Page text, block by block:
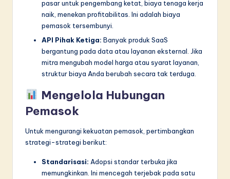
pasar untuk pengembang ketat, biaya tenaga kerja
naik, menekan profitabilitas. Ini adalah biaya
pemasok tersembunyi.
API Pihak Ketiga: Banyak produk SaaS
bergantung pada data atau layanan eksternal. Jika
mitra mengubah model harga atau syarat layanan,
struktur biaya Anda berubah secara tak terduga.
Mengelola Hubungan
Pemasok
Untuk mengurangi kekuatan pemasok, pertimbangkan
strategi-strategi berikut:
Standarisasi: Adopsi standar terbuka jika
memungkinkan. Ini mencegah terjebak pada satu